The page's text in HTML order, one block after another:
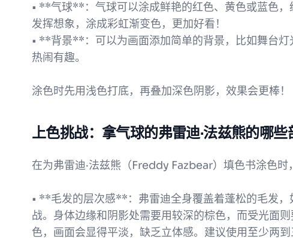
• **气球**：气球可以涂成鲜艳的红色、黄色或蓝色
发挥想象，涂成彩虹渐变色，更加好看！
• **背景**：可以为画面添加简单的背景，比如舞台
热闹有趣。
涂色时先用浅色打底，再叠加深色阴影，效果会更棒！
上色挑战：拿气球的弗雷迪·法兹熊的哪些
在为弗雷迪·法兹熊（Freddy Fazbear）填色书涂色时
• **毛发的层次感**：弗雷迪全身覆盖着蓬松的毛发
战。身体边缘和阴影处需要用较深的棕色，而受光面
色，画面会显得平淡，缺乏立体感。建议使用至少两到